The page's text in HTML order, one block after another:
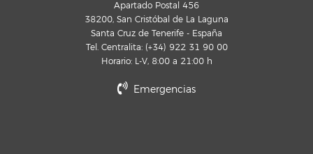
Apartado Postal 456
38200, San Cristóbal de La Laguna
Santa Cruz de Tenerife - España
Tel. Centralita: (+34) 922 31 90 00
Horario: L-V, 8:00 a 21:00 h
Emergencias